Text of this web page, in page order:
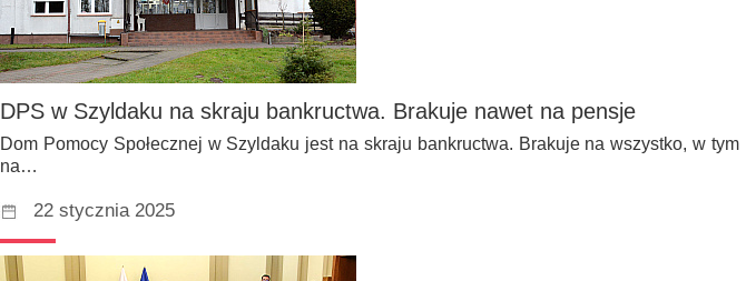
DPS w Szyldaku na skraju bankructwa. Brakuje nawet na pensje
Dom Pomocy Społecznej w Szyldaku jest na skraju bankructwa. Brakuje na wszystko, w tym
na…
22 stycznia 2025